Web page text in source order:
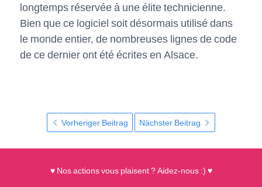
longtemps réservée à une élite technicienne.
Bien que ce logiciel soit désormais utilisé dans
le monde entier, de nombreuses lignes de code
de ce dernier ont été écrites en Alsace.
Vorheriger Beitrag Nächster Beitrag
♥ Nos actions vous plaisent ? Aidez-nous :) ♥